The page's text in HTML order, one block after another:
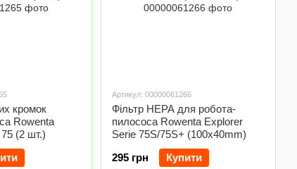
кромок
Rowenta
(2 шт.)
Артикул: 00000061266
Фільтр HEPA для робота-
пилососа Rowenta Explorer
Serie 75S/75S+ (100x40mm)
295 грн
Купити